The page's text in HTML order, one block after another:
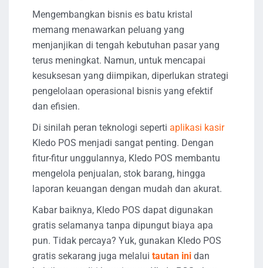
Mengembangkan bisnis es batu kristal
memang menawarkan peluang yang
menjanjikan di tengah kebutuhan pasar yang
terus meningkat. Namun, untuk mencapai
kesuksesan yang diimpikan, diperlukan strategi
pengelolaan operasional bisnis yang efektif
dan efisien.
Di sinilah peran teknologi seperti aplikasi kasir
Kledo POS menjadi sangat penting. Dengan
fitur-fitur unggulannya, Kledo POS membantu
mengelola penjualan, stok barang, hingga
laporan keuangan dengan mudah dan akurat.
Kabar baiknya, Kledo POS dapat digunakan
gratis selamanya tanpa dipungut biaya apa
pun. Tidak percaya? Yuk, gunakan Kledo POS
gratis sekarang juga melalui tautan ini dan